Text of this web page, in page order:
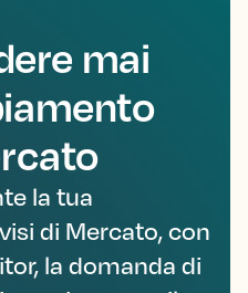
mai
la tua
di Mercato, con
la domanda di